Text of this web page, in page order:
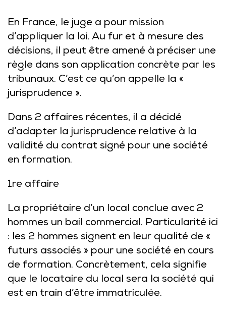
En France, le juge a pour mission
d’appliquer la loi. Au fur et à mesure des
décisions, il peut être amené à préciser une
règle dans son application concrète par les
tribunaux. C’est ce qu’on appelle la «
jurisprudence ».
Dans 2 affaires récentes, il a décidé
d’adapter la jurisprudence relative à la
validité du contrat signé pour une société
en formation.
1re affaire
La propriétaire d’un local conclue avec 2
hommes un bail commercial. Particularité ici
: les 2 hommes signent en leur qualité de «
futurs associés » pour une société en cours
de formation. Concrètement, cela signifie
que le locataire du local sera la société qui
est en train d’être immatriculée.